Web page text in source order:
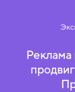
Реклама